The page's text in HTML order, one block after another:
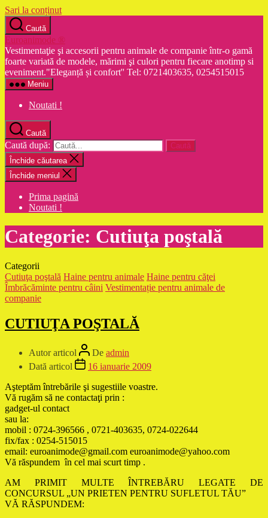
Sari la conținut
Caută
Euroanimode ®
Vestimentaţie şi accesorii pentru animale de companie într-o gamă
foarte variată de modele, mărimi şi culori pentru fiecare anotimp si
eveniment."Eleganță și confort'' Tel: 0721403635, 0254515015
Meniu
Noutati !
Caută
Caută după:
Închide căutarea
Închide meniul
Prima pagină
Noutati !
Categorie: Cutiuţa poştală
Categorii
Cutiuţa poştală Haine pentru animale Haine pentru căţei
Îmbrăcăminte pentru câini Vestimentație pentru animale de
companie
CUTIUŢA POŞTALĂ
Autor articol De admin
Dată articol
16 ianuarie 2009
Aşteptăm întrebările şi sugestiile voastre.
Vă rugăm să ne contactaţi prin :
gadget-ul contact
sau la:
mobil : 0724-396566 , 0721-403635, 0724-022644
fix/fax : 0254-515015
email: euroanimode@gmail.com euroanimode@yahoo.com
Vă răspundem în cel mai scurt timp .
AM PRIMIT MULTE ÎNTREBĂRU LEGATE DE
CONCURSUL „UN PRIETEN PENTRU SUFLETUL TĂU”
VĂ RĂSPUNDEM: